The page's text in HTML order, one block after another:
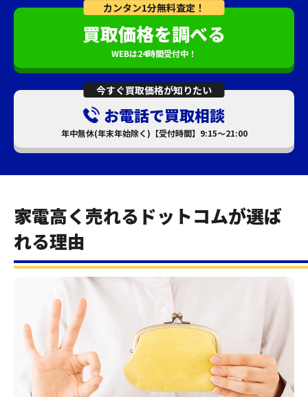
カンタン1分無料査定！
買取価格を調べる
WEBは24時間受付中！
今すぐ買取価格が知りたい
お電話で買取相談
年中無休(年末年始除く)【受付時間】9:15～21:00
家電高く売れるドットコムが選ば
れる理由